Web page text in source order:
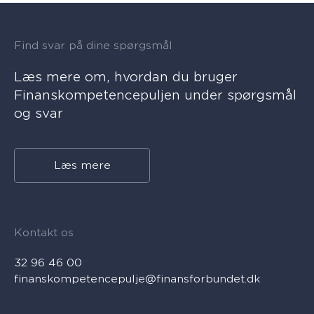
Find svar på dine spørgsmål
Læs mere om, hvordan du bruger
Finanskompetencepuljen under spørgsmål
og svar
Læs mere
Kontakt os
32 96 46 00
finanskompetencepulje@finansforbundet.dk